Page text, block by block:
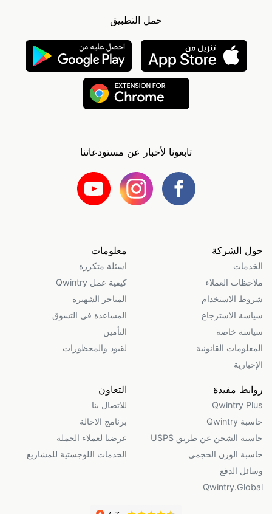
حمل التطبيق
تابعونا لأخبار عن مستودعاتنا
حول الشركة
الخدمات
ملاحظات العملاء
شروط الاستخدام
سياسة الاسترجاع
سياسة خاصة
المعلومات القانونية
الإخبارية
معلومات
اسئلة متكررة
كيفية عمل Qwintry
المتاجر الشهيرة
المساعدة في التسوق
التأمين
لقيود والمحظورات
روابط مفيدة
Qwintry Plus
حاسبة Qwintry
حاسبة الشحن عن طريق USPS
حاسبة الوزن الحجمي
وسائل الدفع
Qwintry.Global
التعاون
للاتصال بنا
برنامج الاحالة
عرضنا لعملاء الجملة
الخدمات اللوجستية للمشاريع